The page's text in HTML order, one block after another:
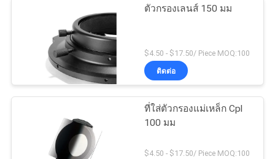
ตัวกรองเลนส์ 150 มม
$4.50 - $17.50/ Piece MOQ:100
ติดต่อ
ที่ใส่ตัวกรองแม่เหล็ก Cpl
100 มม
$4.50 - $17.50/ Piece MOQ:100